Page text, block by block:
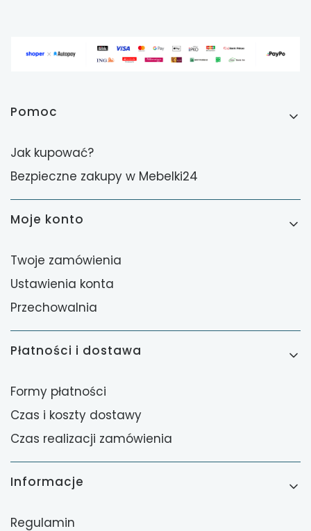
Linki w stopce
Pomoc
Jak kupować?
Bezpieczne zakupy w Mebelki24
Moje konto
Twoje zamówienia
Ustawienia konta
Przechowalnia
Płatności i dostawa
Formy płatności
Czas i koszty dostawy
Czas realizacji zamówienia
Informacje
Regulamin